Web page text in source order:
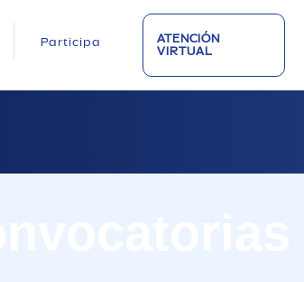
Participa
ATENCIÓN
VIRTUAL